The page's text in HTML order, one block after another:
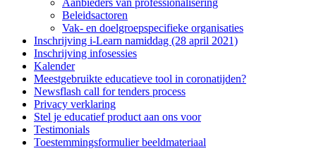
Beleidsactoren
Vak- en doelgroepspecifieke organisaties
Inschrijving i-Learn namiddag (28 april 2021)
Inschrijving infosessies
Kalender
Meestgebruikte educatieve tool in coronatijden?
Newsflash call for tenders process
Privacy verklaring
Stel je educatief product aan ons voor
Testimonials
Toestemmingsformulier beeldmateriaal